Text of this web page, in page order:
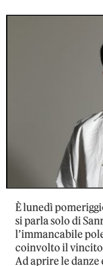
È lunedì
si parla solo di
l’immancabile
coinvolto il
Ad aprire le